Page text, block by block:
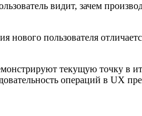
видит, зачем
пользователя
текущую точку в
операций в UX